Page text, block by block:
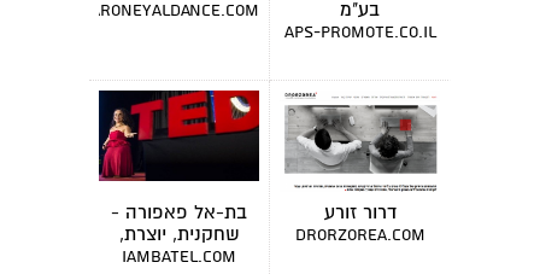
בע"מ
aps-promote.co.il
www.sharoneyaldance.com
דרור זורע
drorzorea.com
בת-אל פאפורה -
שחקנית, יוצרת,
מרצה
iambatel.com